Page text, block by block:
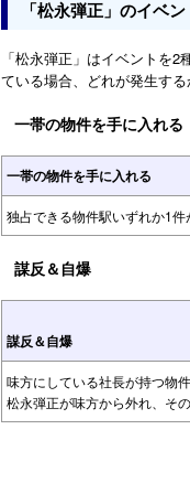
「松永弾正」のイベ
「松永弾正」はイベントを
ている場合、どれが発生する
一帯の物件を手に入れる
一帯の物件を手に入れる
独占できる物件駅いずれか1
謀反＆自爆
謀反＆自爆
味方にしている社長が持つ物
松永弾正が味方から外れ、そ